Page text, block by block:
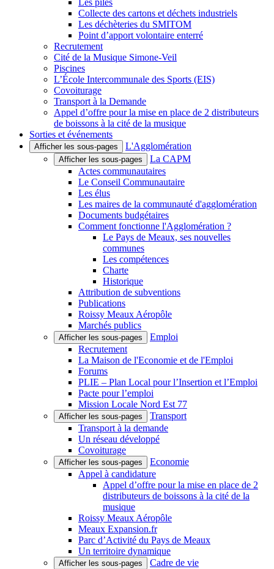
Les piles
Collecte des cartons et déchets industriels
Les déchèteries du SMITOM
Point d’apport volontaire enterré
Recrutement
Cité de la Musique Simone-Veil
Piscines
L’École Intercommunale des Sports (EIS)
Covoiturage
Transport à la Demande
Appel d’offre pour la mise en place de 2 distributeurs
de boissons à la cité de la musique
Sorties et événements
Afficher les sous-pages L'Agglomération
Afficher les sous-pages
La CAPM
Actes communautaires
Le Conseil Communautaire
Les élus
Les maires de la communauté d'agglomération
Documents budgétaires
Comment fonctionne l'Agglomération ?
Le Pays de Meaux, ses nouvelles
communes
Les compétences
Charte
Historique
Attribution de subventions
Publications
Roissy Meaux Aéropôle
Marchés publics
Afficher les sous-pages
Emploi
Recrutement
La Maison de l'Economie et de l'Emploi
Forums
PLIE – Plan Local pour l’Insertion et l’Emploi
Pacte pour l’emploi
Mission Locale Nord Est 77
Afficher les sous-pages
Transport
Transport à la demande
Un réseau développé
Covoiturage
Afficher les sous-pages
Economie
Appel à candidature
Appel d’offre pour la mise en place de 2
distributeurs de boissons à la cité de la
musique
Roissy Meaux Aéropôle
Meaux Expansion.fr
Parc d’Activité du Pays de Meaux
Un territoire dynamique
Afficher les sous-pages
Cadre de vie